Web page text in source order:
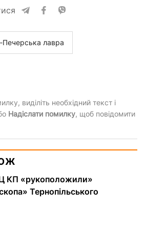
Печерська лавра
виділіть необхідний текст і
Надіслати помилку, щоб повідомити
КП «рукоположили»
Тернопільського